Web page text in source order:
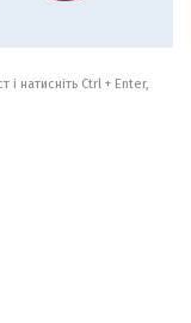
і натисніть Ctrl + Enter,